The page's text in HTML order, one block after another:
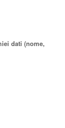
dati (nome,